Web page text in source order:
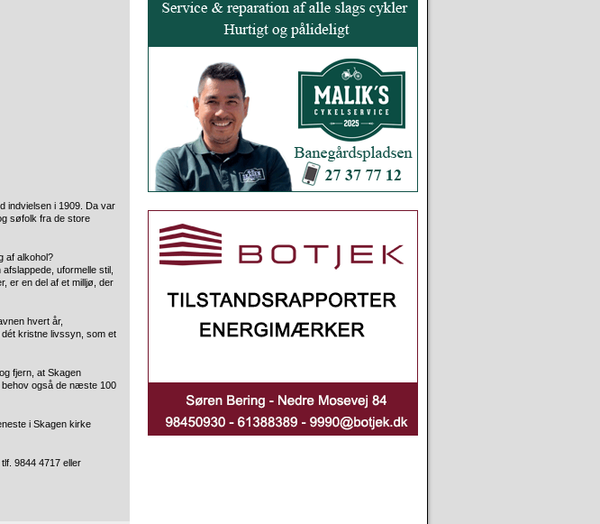
indvielsen i 1909. Da var
søfolk fra de store
af alkohol?
uformelle stil,
er en del af et milljø, der
hvert år,
kristne livssyn, som et
fjern, at Skagen
også de næste 100
i Skagen kirke
9844 4717 eller